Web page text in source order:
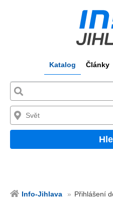
Katalog Články
Info-Jihlava
Přihlášení